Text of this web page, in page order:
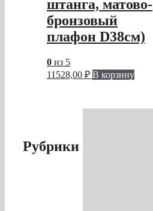
штанга, матово-
бронзовый
плафон D38см)
0 из 5
11528,00 ₽ В корзину
Рубрики